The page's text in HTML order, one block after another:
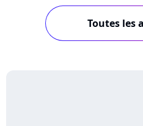
Toutes les